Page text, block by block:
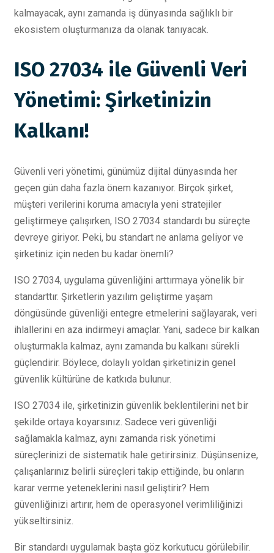
kalmayacak, aynı zamanda iş dünyasında sağlıklı bir
ekosistem oluşturmanıza da olanak tanıyacak.
ISO 27034 ile Güvenli Veri
Yönetimi: Şirketinizin
Kalkanı!
Güvenli veri yönetimi, günümüz dijital dünyasında her
geçen gün daha fazla önem kazanıyor. Birçok şirket,
müşteri verilerini koruma amacıyla yeni stratejiler
geliştirmeye çalışırken, ISO 27034 standardı bu süreçte
devreye giriyor. Peki, bu standart ne anlama geliyor ve
şirketiniz için neden bu kadar önemli?
ISO 27034, uygulama güvenliğini arttırmaya yönelik bir
standarttır. Şirketlerin yazılım geliştirme yaşam
döngüsünde güvenliği entegre etmelerini sağlayarak, veri
ihlallerini en aza indirmeyi amaçlar. Yani, sadece bir kalkan
oluşturmakla kalmaz, aynı zamanda bu kalkanı sürekli
güçlendirir. Böylece, dolaylı yoldan şirketinizin genel
güvenlik kültürüne de katkıda bulunur.
ISO 27034 ile, şirketinizin güvenlik beklentilerini net bir
şekilde ortaya koyarsınız. Sadece veri güvenliği
sağlamakla kalmaz, aynı zamanda risk yönetimi
süreçlerinizi de sistematik hale getirirsiniz. Düşünsenize,
çalışanlarınız belirli süreçleri takip ettiğinde, bu onların
karar verme yeteneklerini nasıl geliştirir? Hem
güvenliğinizi artırır, hem de operasyonel verimliliğinizi
yükseltirsiniz.
Bir standardı uygulamak başta göz korkutucu görülebilir.